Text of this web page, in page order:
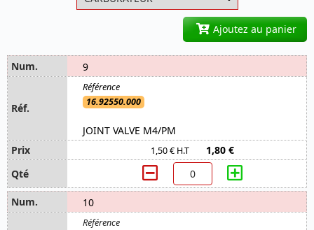
Ajoutez au panier
9
16.92550.000
JOINT VALVE M4/PM
1,50 € H.T 1,80 €
10